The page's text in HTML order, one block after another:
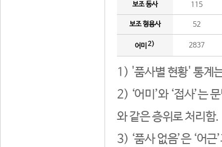
보조 동사 115
보조 형용사 52
어미 2) 2837
1) '품사별 현황' 통계
2) ‘어미’와 ‘접사’는
와 같은 층위로 처리함.
3) ‘품사 없음’은 ‘어